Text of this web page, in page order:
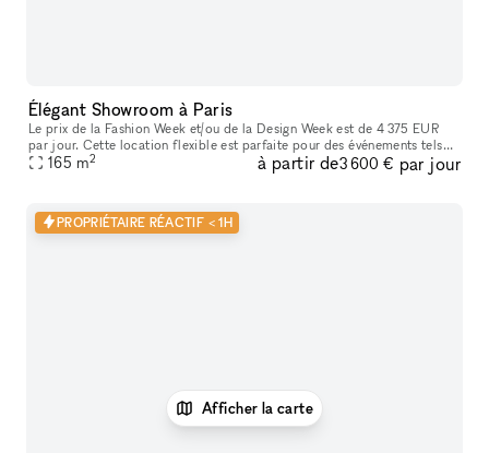
Élégant Showroom à Paris
Le prix de la Fashion Week et/ou de la Design Week est de 4 375 EUR
par jour. Cette location flexible est parfaite pour des événements tels
que des expositions d'art, offrant des services supplémenta
165 m2 à partir de3 600 € par jour
PROPRIÉTAIRE RÉACTIF < 1H
Afficher la carte